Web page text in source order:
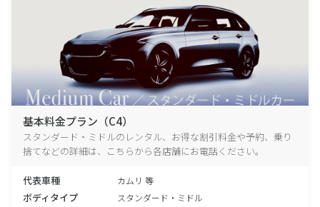
基本料金プラン（C4）
スタンダード・ミドルのレンタル、お得な割引料金や予約、乗り
捨てなどの詳細は、こちらから各店舗にお電話ください。
代表車種 カムリ 等
ボディタイプ スタンダード・ミドル